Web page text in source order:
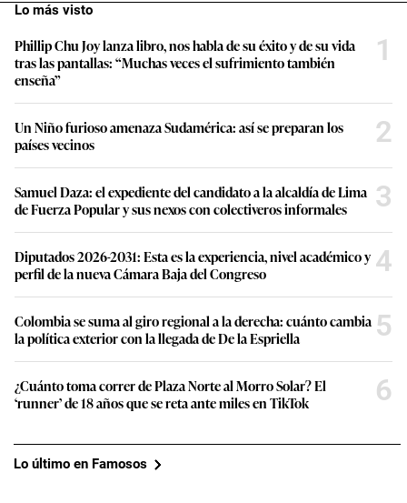
Lo más visto
Phillip Chu Joy lanza libro, nos habla de su éxito y de su vida
tras las pantallas: “Muchas veces el sufrimiento también
enseña”
1
Un Niño furioso amenaza Sudamérica: así se preparan los
países vecinos
2
Samuel Daza: el expediente del candidato a la alcaldía de Lima
de Fuerza Popular y sus nexos con colectiveros informales
3
Diputados 2026-2031: Esta es la experiencia, nivel académico y
perfil de la nueva Cámara Baja del Congreso
4
Colombia se suma al giro regional a la derecha: cuánto cambia
la política exterior con la llegada de De la Espriella
5
¿Cuánto toma correr de Plaza Norte al Morro Solar? El
‘runner’ de 18 años que se reta ante miles en TikTok
6
Lo último en Famosos